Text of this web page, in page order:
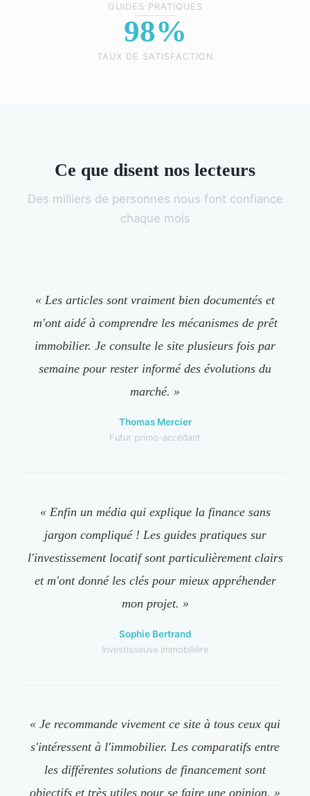
GUIDES PRATIQUES
98%
TAUX DE SATISFACTION
Ce que disent nos lecteurs
Des milliers de personnes nous font confiance
chaque mois
« Les articles sont vraiment bien documentés et
m'ont aidé à comprendre les mécanismes de prêt
immobilier. Je consulte le site plusieurs fois par
semaine pour rester informé des évolutions du
marché. »
Thomas Mercier
Futur primo-accédant
« Enfin un média qui explique la finance sans
jargon compliqué ! Les guides pratiques sur
l'investissement locatif sont particulièrement clairs
et m'ont donné les clés pour mieux appréhender
mon projet. »
Sophie Bertrand
Investisseuse immobilière
« Je recommande vivement ce site à tous ceux qui
s'intéressent à l'immobilier. Les comparatifs entre
les différentes solutions de financement sont
objectifs et très utiles pour se faire une opinion. »